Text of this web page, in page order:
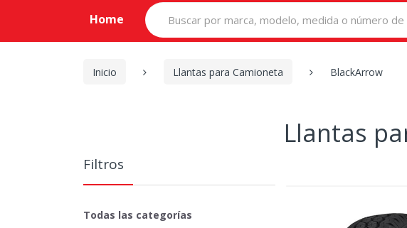
Home
Search
for:
Inicio Llantas para Camioneta BlackArrow
Llantas
Filtros
Todas las categorías